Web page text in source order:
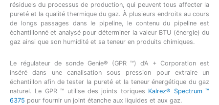
résiduels du processus de production, qui peuvent tous affecter la
pureté et la qualité thermique du gaz. À plusieurs endroits au cours
de longs passages dans le pipeline, le contenu du pipeline est
échantillonné et analysé pour déterminer la valeur BTU (énergie) du
gaz ainsi que son humidité et sa teneur en produits chimiques.
Le régulateur de sonde Genie® (GPR ™) d’A + Corporation est
inséré dans une canalisation sous pression pour extraire un
échantillon afin de tester la pureté et la teneur énergétique du gaz
naturel. Le GPR ™ utilise des joints toriques Kalrez® Spectrum ™
6375 pour fournir un joint étanche aux liquides et aux gaz.